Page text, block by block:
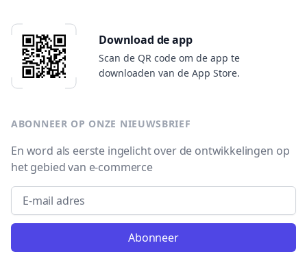
Download de app
Scan de QR code om de app te
downloaden van de App Store.
ABONNEER OP ONZE NIEUWSBRIEF
En word als eerste ingelicht over de ontwikkelingen op
het gebied van e-commerce
Email address
Abonneer